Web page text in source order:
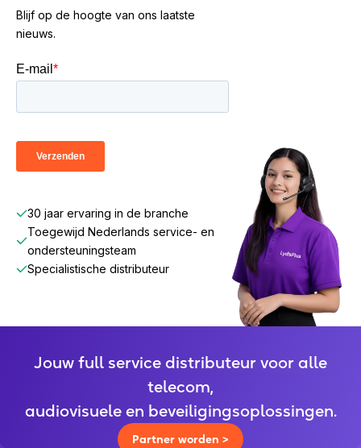
Blijf op de hoogte van ons laatste
nieuws.
30 jaar ervaring in de branche
Toegewijd Nederlands service- en
ondersteuningsteam
Specialistische distributeur
Jouw full service distributeur voor alle
telecom,
audiovisuele en beveiligingsoplossingen.
Partner worden >